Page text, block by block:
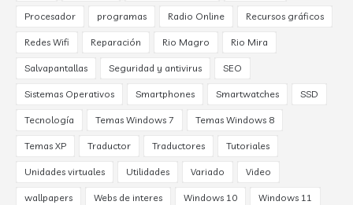
Procesador programas Radio Online Recursos gráficos
Redes Wifi Reparación Rio Magro Rio Mira
Salvapantallas Seguridad y antivirus SEO
Sistemas Operativos Smartphones Smartwatches SSD
Tecnología Temas Windows 7 Temas Windows 8
Temas XP Traductor Traductores Tutoriales
Unidades virtuales Utilidades Variado Video
wallpapers Webs de interes Windows 10 Windows 11